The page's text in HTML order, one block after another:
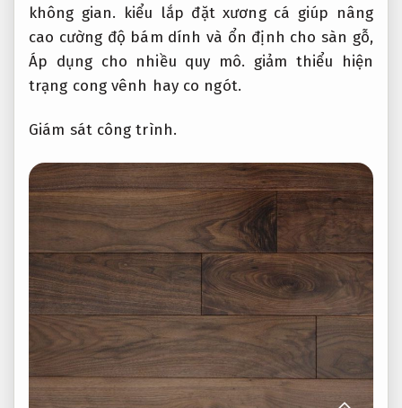
không gian. kiểu lắp đặt xương cá giúp nâng
cao cường độ bám dính và ổn định cho sàn gỗ,
Áp dụng cho nhiều quy mô. giảm thiểu hiện
trạng cong vênh hay co ngót.
Giám sát công trình.